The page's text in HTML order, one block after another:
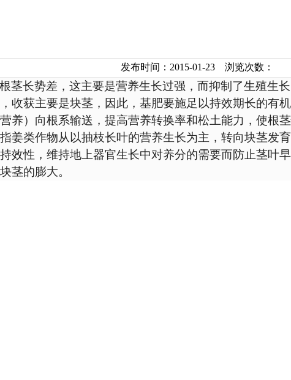
发布时间：2015-01-23 浏览次数：
茎长势差，这主要是营养生长过强，而抑制了生殖生
获主要是块茎，因此，基肥要施足以持效期长的有
养）向根系输送，提高营养转换率和松土能力，使根
类作物从以抽枝长叶的营养生长为主，转向块茎发
效性，维持地上器官生长中对养分的需要而防止茎叶
茎的膨大。